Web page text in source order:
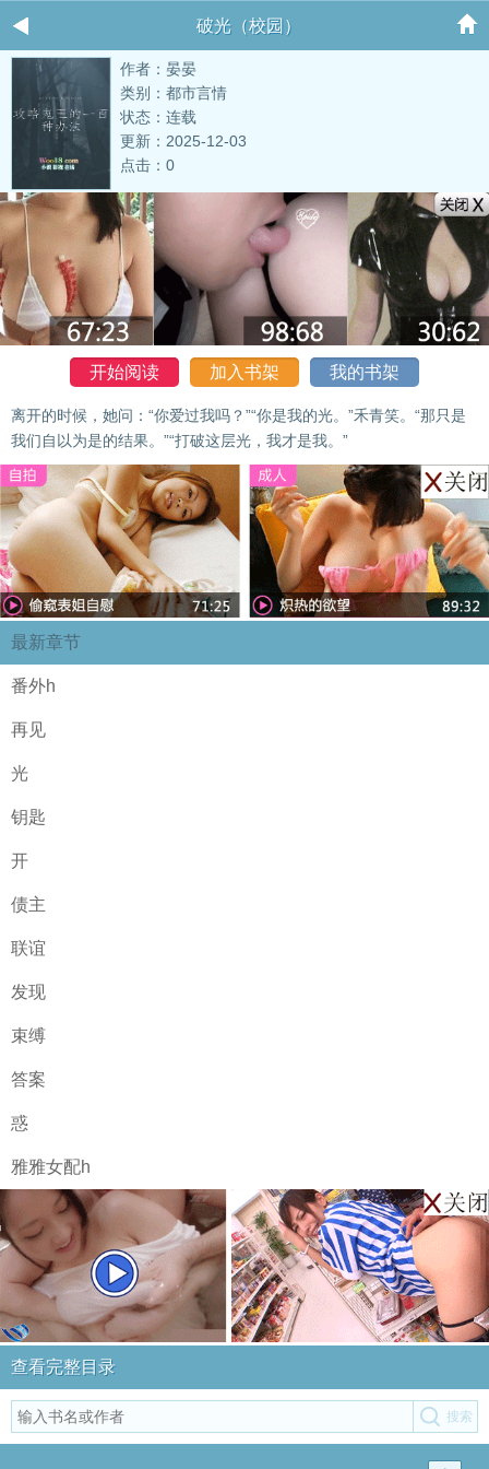
破光（校园）
作者：晏晏
类别：都市言情
状态：连载
更新：2025-12-03
点击：0
开始阅读 加入书架 我的书架
离开的时候，她问：“你爱过我吗？”“你是我的光。”禾青笑。“那只是
我们自以为是的结果。”“打破这层光，我才是我。”
最新章节
番外h
再见
光
钥匙
开
债主
联谊
发现
束缚
答案
惑
雅雅女配h
查看完整目录